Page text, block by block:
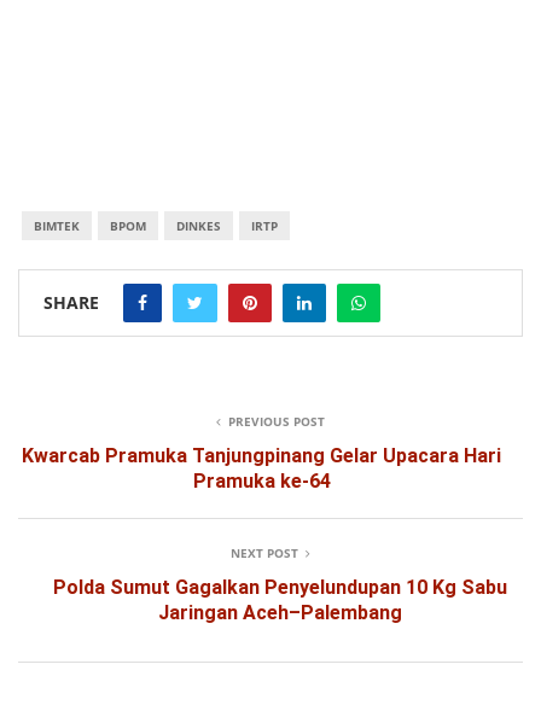
BIMTEK BPOM DINKES IRTP
SHARE
PREVIOUS POST
Kwarcab Pramuka Tanjungpinang Gelar Upacara Hari
Pramuka ke-64
NEXT POST
Polda Sumut Gagalkan Penyelundupan 10 Kg Sabu
Jaringan Aceh–Palembang